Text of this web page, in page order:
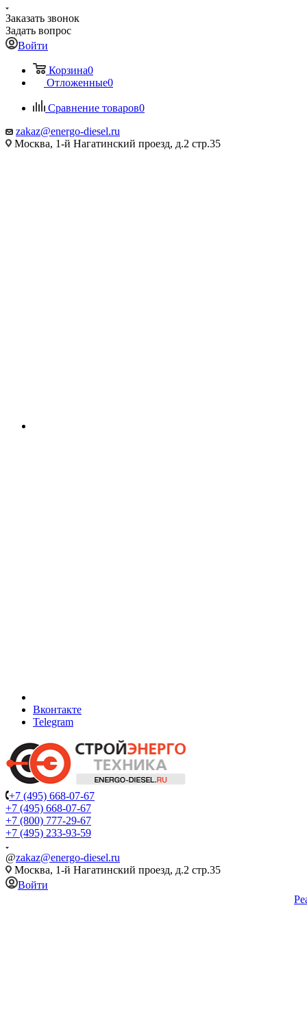
Заказать звонок
Задать вопрос
Войти
Корзина0
Отложенные0
Сравнение товаров0
zakaz@energo-diesel.ru
Москва, 1-й Нагатинский проезд, д.2 стр.35
Вконтакте
Telegram
+7 (495) 668-07-67
+7 (495) 668-07-67
+7 (800) 777-29-67
+7 (495) 233-93-59
@zakaz@energo-diesel.ru
Москва, 1-й Нагатинский проезд, д.2 стр.35
Войти